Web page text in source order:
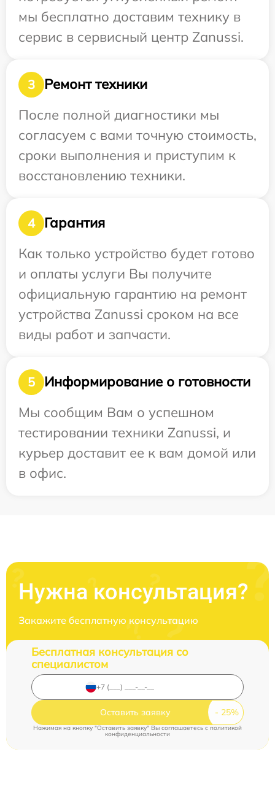
мы бесплатно доставим технику в
сервис в сервисный центр Zanussi.
3
Ремонт техники
После полной диагностики мы
согласуем с вами точную стоимость,
сроки выполнения и приступим к
восстановлению техники.
4
Гарантия
Как только устройство будет готово
и оплаты услуги Вы получите
официальную гарантию на ремонт
устройства Zanussi сроком на все
виды работ и запчасти.
5
Информирование о готовности
Мы сообщим Вам о успешном
тестировании техники Zanussi, и
курьер доставит ее к вам домой или
в офис.
Нужна консультация?
Закажите бесплатную консультацию
Бесплатная консультация со
специалистом
Оставить заявку
Нажимая на кнопку "Оставить заявку" Вы соглашаетесь cполитикой
конфиденциальности